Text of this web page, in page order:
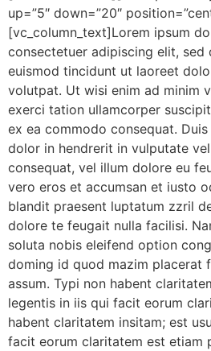
up=”5″ down=”20″
[vc_column_text]Lorem ipsum
consectetuer adipiscing elit, sed
euismod tincidunt ut laoreet
volutpat. Ut wisi enim ad minim
exerci tation ullamcorper
ex ea commodo consequat.
dolor in hendrerit in vulputate
consequat, vel illum dolore eu
vero eros et accumsan et iusto
blandit praesent luptatum zzril
dolore te feugait nulla facilisi.
soluta nobis eleifend option
doming id quod mazim placerat
assum. Typi non habent
legentis in iis qui facit eorum
habent claritatem insitam; est
facit eorum claritatem est etiam